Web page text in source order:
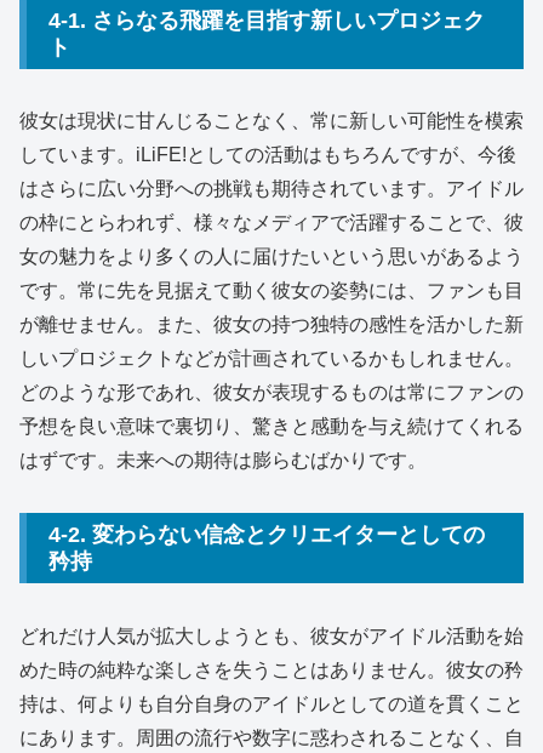
4-1. さらなる飛躍を目指す新しいプロジェク
ト
彼女は現状に甘んじることなく、常に新しい可能性を模索
しています。iLiFE!としての活動はもちろんですが、今後
はさらに広い分野への挑戦も期待されています。アイドル
の枠にとらわれず、様々なメディアで活躍することで、彼
女の魅力をより多くの人に届けたいという思いがあるよう
です。常に先を見据えて動く彼女の姿勢には、ファンも目
が離せません。また、彼女の持つ独特の感性を活かした新
しいプロジェクトなどが計画されているかもしれません。
どのような形であれ、彼女が表現するものは常にファンの
予想を良い意味で裏切り、驚きと感動を与え続けてくれる
はずです。未来への期待は膨らむばかりです。
4-2. 変わらない信念とクリエイターとしての
矜持
どれだけ人気が拡大しようとも、彼女がアイドル活動を始
めた時の純粋な楽しさを失うことはありません。彼女の矜
持は、何よりも自分自身のアイドルとしての道を貫くこと
にあります。周囲の流行や数字に惑わされることなく、自